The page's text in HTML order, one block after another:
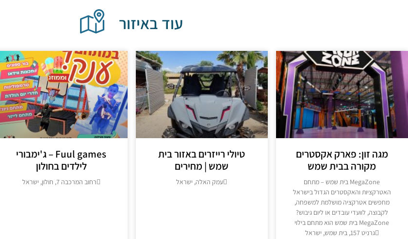
עוד באיזור
מגה זון: פארק אקסטרים
מקורה בבית שמש
MegaZone בית שמש – מתחם
האטרקציות והאקסטרים הגדול בישראל
מחפשים אטרקציה מושלמת למשפחה,
לקבוצה, לוועדי עובדים או ליום גיבוש?
MegaZone בית שמש הוא מתחם בילוי
גרניט 157, בית שמש, ישראל
טיולי רייזרים באזור בית
שמש | מחירים
עמק האלה, ישראל
Fuul games – ג'ימבורי
לילדים בחולון
רחוב המרכבה 7, חולון, ישראל